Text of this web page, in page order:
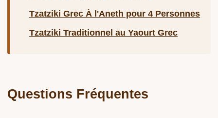
Tzatziki Grec À l'Aneth pour 4 Personnes
Tzatziki Traditionnel au Yaourt Grec
Questions Fréquentes